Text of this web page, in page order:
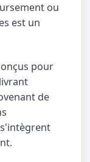
ou
est un
pour
de